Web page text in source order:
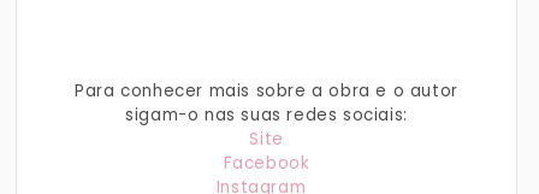
Para conhecer mais sobre a obra e o autor
sigam-o nas suas redes sociais:
Site
Facebook
Instagram